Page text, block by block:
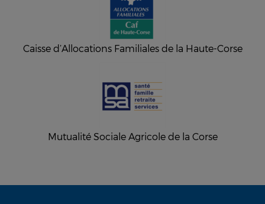
Caisse d’Allocations Familiales de la Haute-Corse
Mutualité Sociale Agricole de la Corse